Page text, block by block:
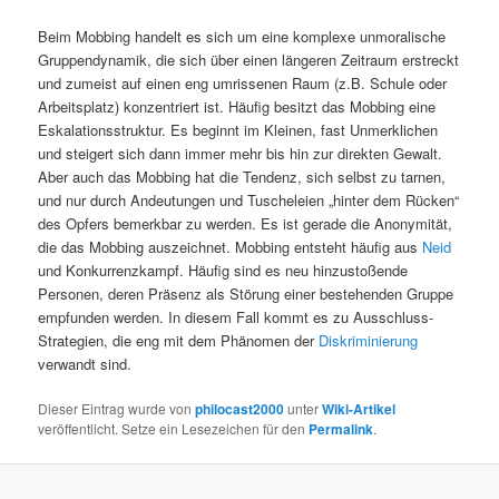
Beim Mobbing handelt es sich um eine komplexe unmoralische
Gruppendynamik, die sich über einen längeren Zeitraum erstreckt
und zumeist auf einen eng umrissenen Raum (z.B. Schule oder
Arbeitsplatz) konzentriert ist. Häufig besitzt das Mobbing eine
Eskalationsstruktur. Es beginnt im Kleinen, fast Unmerklichen
und steigert sich dann immer mehr bis hin zur direkten Gewalt.
Aber auch das Mobbing hat die Tendenz, sich selbst zu tarnen,
und nur durch Andeutungen und Tuscheleien „hinter dem Rücken“
des Opfers bemerkbar zu werden. Es ist gerade die Anonymität,
die das Mobbing auszeichnet. Mobbing entsteht häufig aus Neid
und Konkurrenzkampf. Häufig sind es neu hinzustoßende
Personen, deren Präsenz als Störung einer bestehenden Gruppe
empfunden werden. In diesem Fall kommt es zu Ausschluss-
Strategien, die eng mit dem Phänomen der Diskriminierung
verwandt sind.
Dieser Eintrag wurde vonphilocast2000unterWiki-Artikel
veröffentlicht. Setze ein Lesezeichen für den Permalink.